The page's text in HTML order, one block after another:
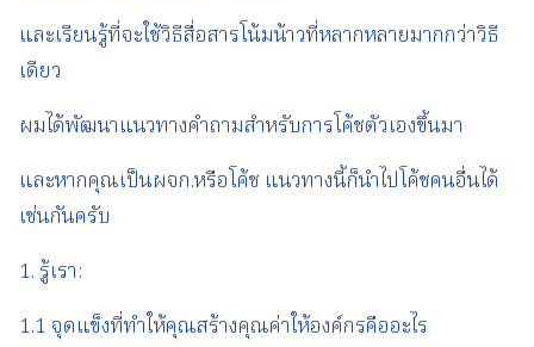
และเรียนรู้ที่จะใช้วิธีสื่อสารโน้มน้าวที่หลากหลายมากกว่าวิธี
เดียว
ผมได้พัฒนาแนวทางคำถามสำหรับการโค้ชตัวเองขึ้นมา
และหากคุณเป็นผจก.หรือโค้ช แนวทางนี้ก็นำไปโค้ชคนอื่นได้
เช่นกันครับ
1. รู้เรา:
1.1 จุดแข็งที่ทำให้คุณสร้างคุณค่าให้องค์กรคืออะไร